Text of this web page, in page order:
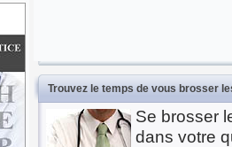
Trouvez le temps de vous brosser
Se brosser
dans votre